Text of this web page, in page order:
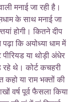
मनाई जा रही है।
के साथ मनाई जा
होगी। कितने दीप
कि अयोध्या धाम में
या थोड़ी अंधेर
थे। कोर्ट कचहरी
कहो या राम भक्तों की
वर्ष पूर्व फैसला किया